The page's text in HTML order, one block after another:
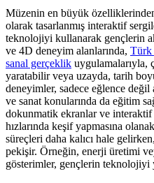
Müzenin en büyük
olarak tasarlanmış interaktif
teknolojiyi kullanarak gençlerin
ve 4D deneyim alanlarında, Türk
sanal gerçeklik uygulamalarıyla,
yaratabilir veya uzayda, tarih
deneyimler, sadece eğlence
ve sanat konularında da eğitim
dokunmatik ekranlar ve interaktif
hızlarında keşif yapmasına
süreçleri daha kalıcı hale
pekişir. Örneğin, enerji üretimi
gösterimler, gençlerin teknolojiyi